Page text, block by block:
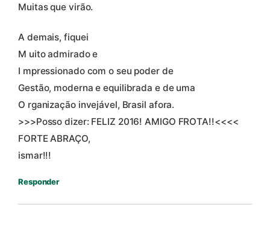
Muitas que virão.
A demais, fiquei
M uito admirado e
I mpressionado com o seu poder de
Gestão, moderna e equilibrada e de uma
O rganização invejável, Brasil afora.
>>>Posso dizer: FELIZ 2016! AMIGO FROTA!!<<<<
FORTE ABRAÇO,
ismar!!!
Responder